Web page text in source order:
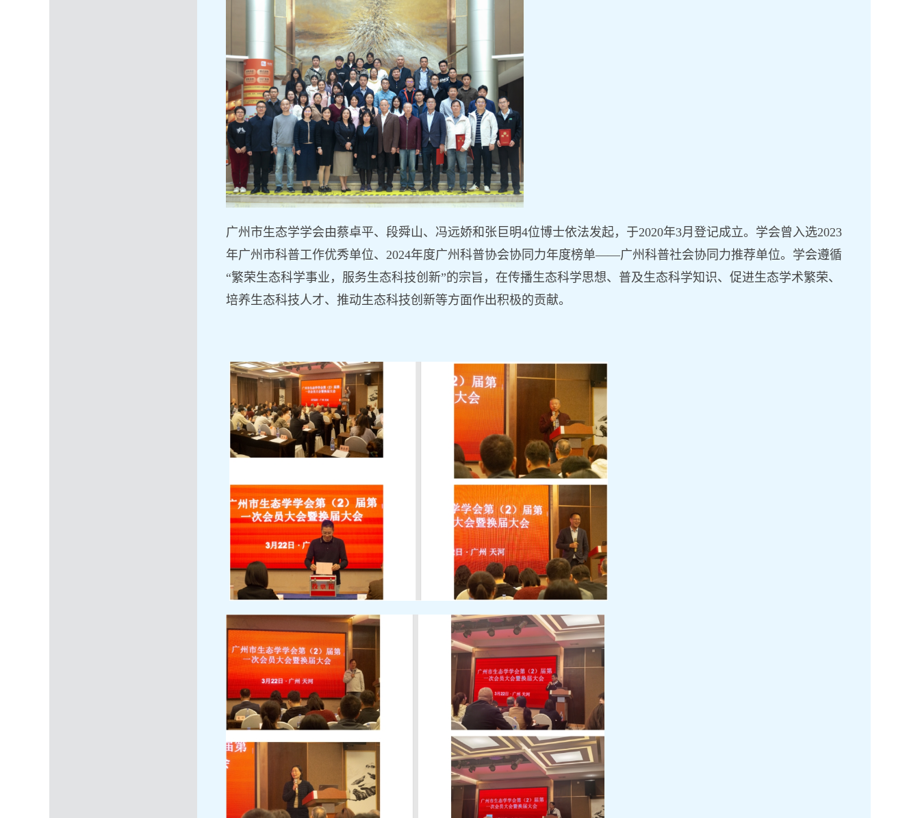
广州市生态学学会由蔡卓平、段舜山、冯远娇和张巨明4位博士依法发起， 于2020年3月 登记成立。学会曾入选2023
年广州市科普工作优秀单位、 2024年度广州科普协会协同力年度榜单——广州科普社会协同力推荐单位。学会遵循
“繁荣生态科学事业，服务生态科技创新”的宗旨，在传播生态科学思想、 普及生态科学知识、 促进生态学术繁荣、
培养生态科技人才、 推动生态科技创新等方面作出积极的贡献。